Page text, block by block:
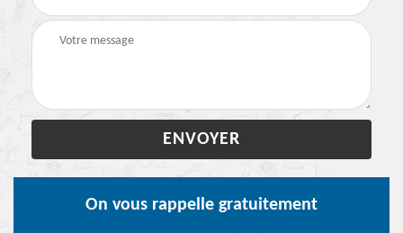
On vous rappelle gratuitement